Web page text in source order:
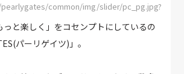
common/img/slider/pc_pg.jpg?
っと楽しく」をコセンプトにしているの
パーリゲイツ)」。